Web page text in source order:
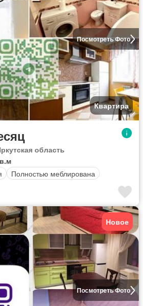
Посмотреть Фото
Квартира
область
Полностью меблирована
Посмотреть Фото
Новое